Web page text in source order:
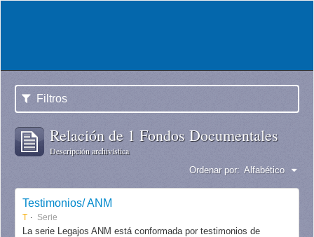
Filtros
Relación de 1 Fondos Documentales
Descripción archivística
Ordenar por: Alfabético
Testimonios/ ANM
T Serie
La serie Legajos ANM está conformada por testimonios de